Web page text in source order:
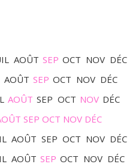
AOÛT SEP OCT NOV DÉC
AOÛT SEP OCT NOV DÉC
AOÛT SEP OCT NOV DÉC
SEP OCT NOV DÉC
AOÛT SEP OCT NOV DÉC
AOÛT SEP OCT NOV DÉC